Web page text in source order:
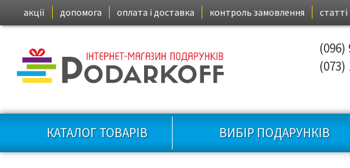
акції допомога оплата і доставка контроль замовлення статті
(096)
(073)
КАТАЛОГ ТОВАРІВ ВИБІР ПОДАРУНКІВ